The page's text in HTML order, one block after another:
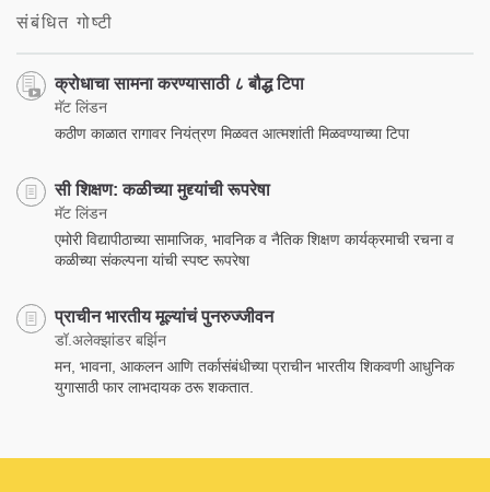
संबंधित गोष्टी
क्रोधाचा सामना करण्यासाठी ८ बौद्ध टिपा
मॅट लिंडन
कठीण काळात रागावर नियंत्रण मिळवत आत्मशांती मिळवण्याच्या टिपा
सी शिक्षण: कळीच्या मुद्द्यांची रूपरेषा
मॅट लिंडन
एमोरी विद्यापीठाच्या सामाजिक, भावनिक व नैतिक शिक्षण कार्यक्रमाची रचना व
कळीच्या संकल्पना यांची स्पष्ट रूपरेषा
प्राचीन भारतीय मूल्यांचं पुनरुज्जीवन
डॉ.अलेक्झांडर बर्झिन
मन, भावना, आकलन आणि तर्कासंबंधीच्या प्राचीन भारतीय शिकवणी आधुनिक
युगासाठी फार लाभदायक ठरू शकतात.